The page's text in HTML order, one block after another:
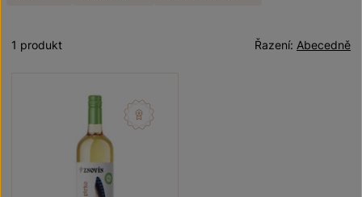
Abecedně
Řazení:
1 produkt